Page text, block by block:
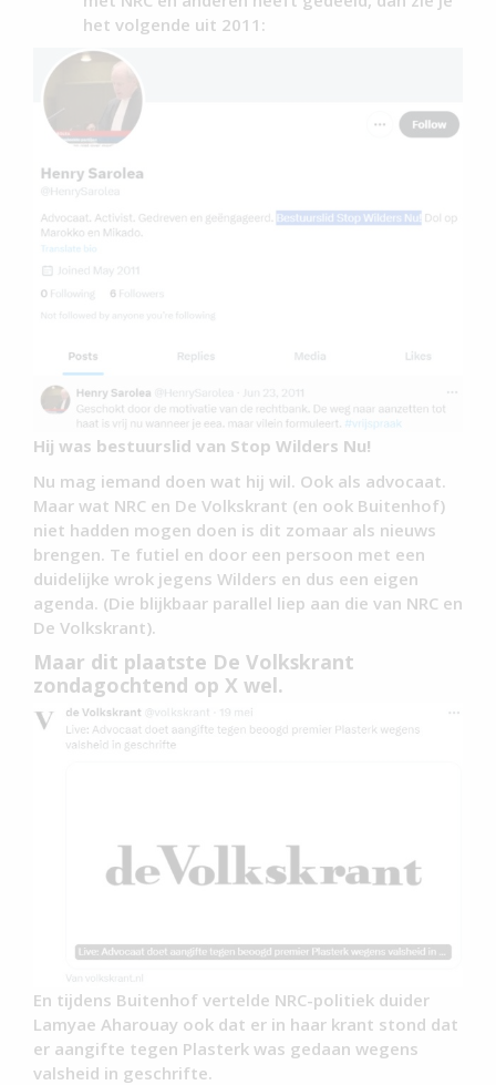
het volgende uit 2011:
Hij was bestuurslid van Stop Wilders Nu!
Nu mag iemand doen wat hij wil. Ook als advocaat.
Maar wat NRC en De Volkskrant (en ook Buitenhof)
niet hadden mogen doen is dit zomaar als nieuws
brengen. Te futiel en door een persoon met een
duidelijke wrok jegens Wilders en dus een eigen
agenda. (Die blijkbaar parallel liep aan die van NRC en
De Volkskrant).
Maar dit plaatste De Volkskrant
zondagochtend op X wel.
En tijdens Buitenhof vertelde NRC-politiek duider
Lamyae Aharouay ook dat er in haar krant stond dat
er aangifte tegen Plasterk was gedaan wegens
valsheid in geschrifte.